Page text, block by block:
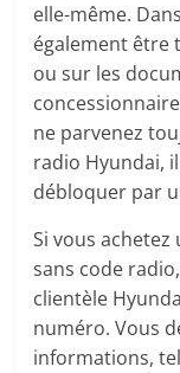
elle-même.
également être
ou sur les
ne parvenez
radio Hyundai,
débloquer par
Si vous achetez
sans code
clientèle
numéro. Vous
informations,